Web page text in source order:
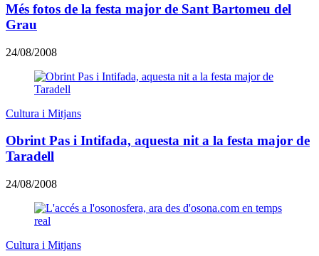
Més fotos de la festa major de Sant Bartomeu del
Grau
24/08/2008
Cultura i Mitjans
Obrint Pas i Intifada, aquesta nit a la festa major de
Taradell
24/08/2008
Cultura i Mitjans